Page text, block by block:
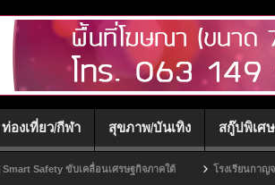
ท่องเที่ยว/กีฬา สุขภาพ/บันเทิง สกู๊ปพิเศษ
คลื่อนเศรษฐกิจภาคใต้ โรงเรียนกาญจนาภิเษกวิทยาลัย